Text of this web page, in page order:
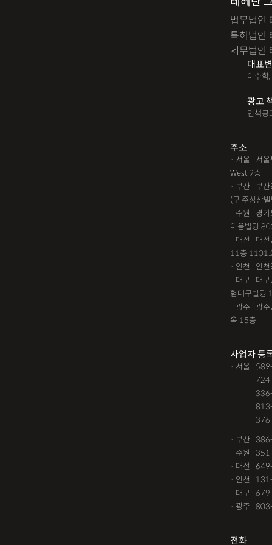
법무법인
특허법인
세무법인
대표
이수학
광고
면책공
주소
· 서울 : 서
West 9층
· 부산 : 부
(구 주성산
· 수원 : 경
이음빌딩
· 대전 : 대
11층 1101
· 인천 : 인
· 대구 : 대
험대구빌딩
· 광주 : 광
옥 15층
사업자 등
· 서울 :
· 부산 :
· 수원 :
· 대전 :
· 인천 :
· 대구 :
· 광주 :
전화